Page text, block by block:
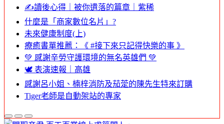
✍️讀後心得｜被你遺落的篇章｜紫稀
什麼是「商家數位名片」?
未來健康制度(上)
療癒書單推薦：《 #接下來只記得快樂的事 》
💚 感謝辛勞守護環境的無名英雄們 💚
🕊️ 表演速報｜高雄
感謝呂小姐、楠梓消防及茄萣的陳先生特來訂購
Tiger老師是自動架站的專家